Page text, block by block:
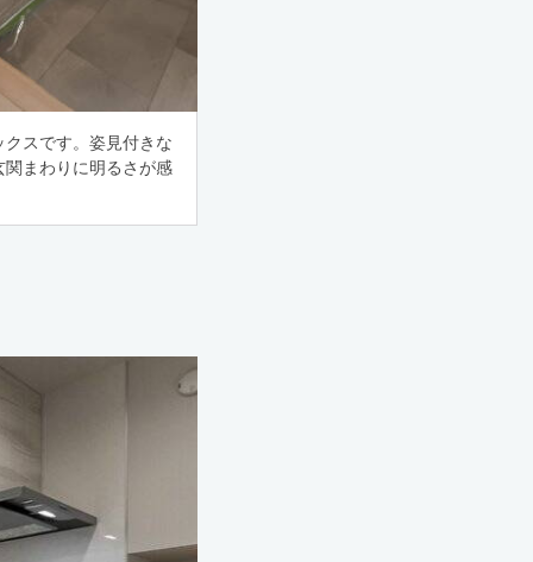
スです。姿見付きな
まわりに明るさが感